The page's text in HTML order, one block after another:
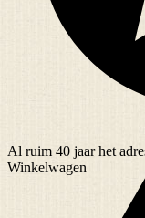
Al ruim 40 jaarhet
Winkelwagen